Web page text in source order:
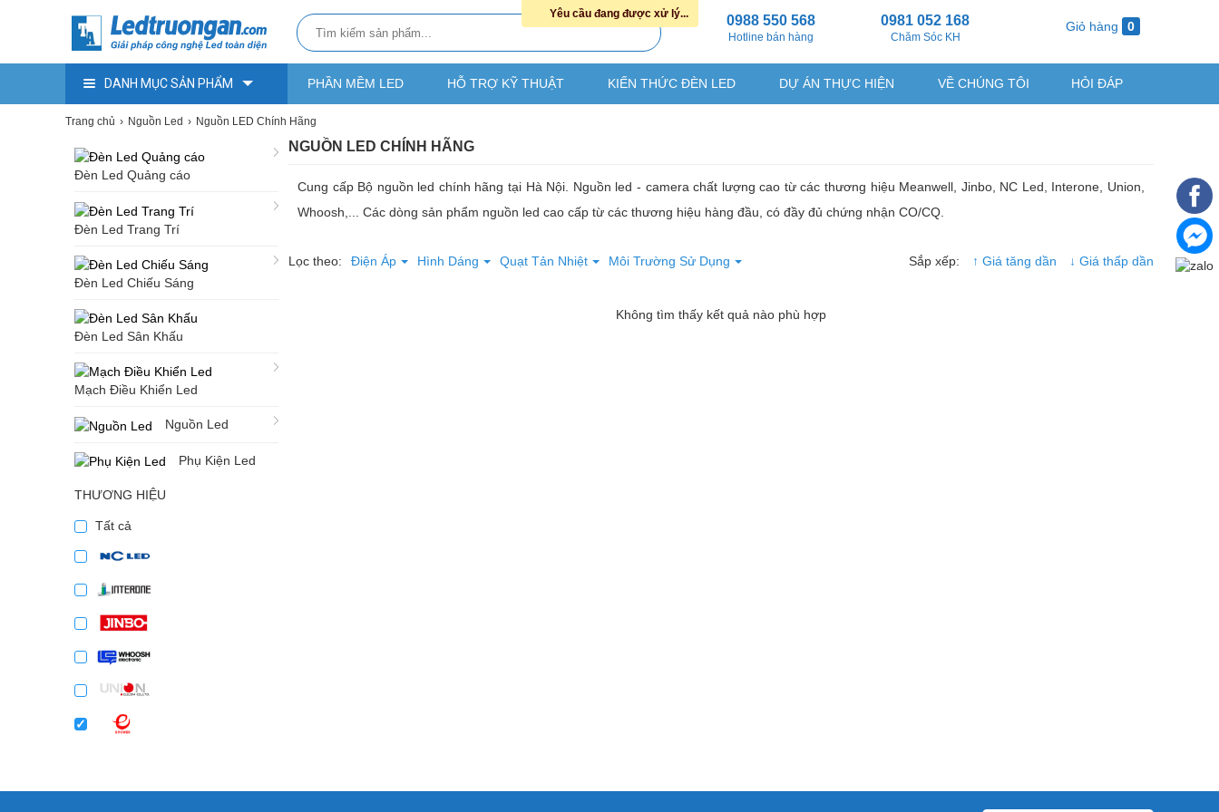
0988 550 568
Hotline bán hàng
0981 052 168
Chăm Sóc KH
Giỏ hàng 0
DANH MỤC SẢN PHẨM PHẦN MỀM LED HỖ TRỢ KỸ THUẬT KIẾN THỨC ĐÈN LED DỰ ÁN THỰC HIỆN VỀ CHÚNG TÔI HỎI ĐÁP
Trang chủ Nguồn Led Nguồn LED Chính Hãng
Đèn Led Quảng cáo
Đèn Led Trang Trí
Đèn Led Chiếu Sáng
Đèn Led Sân Khấu
Mạch Điều Khiển Led
Nguồn Led
Phụ Kiện Led
THƯƠNG HIỆU
Tất cả
NGUỒN LED CHÍNH HÃNG
Cung cấp Bộ nguồn led chính hãng tại Hà Nội. Nguồn led - camera chất lượng cao từ các thương hiệu Meanwell, Jinbo, NC Led, Interone, Union,
Whoosh,... Các dòng sản phẩm nguồn led cao cấp từ các thương hiệu hàng đầu, có đầy đủ chứng nhận CO/CQ.
Lọc theo: Điện Áp Hình Dáng Quạt Tản Nhiệt Môi Trường Sử Dụng Sắp xếp: ↑ Giá tăng dần ↓ Giá thấp dần
Không tìm thấy kết quả nào phù hợp
Yêu cầu đang được xử lý...